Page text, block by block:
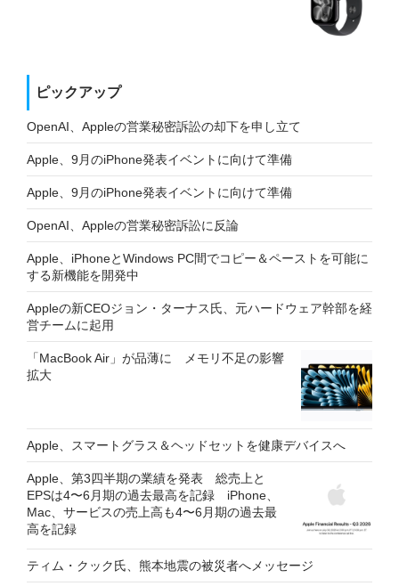
ピックアップ
OpenAI、Appleの営業秘密訴訟の却下を申し立て
Apple、9月のiPhone発表イベントに向けて準備
Apple、9月のiPhone発表イベントに向けて準備
OpenAI、Appleの営業秘密訴訟に反論
Apple、iPhoneとWindows PC間でコピー＆ペーストを可能に
する新機能を開発中
Appleの新CEOジョン・ターナス氏、元ハードウェア幹部を経
営チームに起用
「MacBook Air」が品薄に メモリ不足の影響
拡大
Apple、スマートグラス＆ヘッドセットを健康デバイスへ
Apple、第3四半期の業績を発表 総売上と
EPSは4〜6月期の過去最高を記録 iPhone、
Mac、サービスの売上高も4〜6月期の過去最
高を記録
ティム・クック氏、熊本地震の被災者へメッセージ